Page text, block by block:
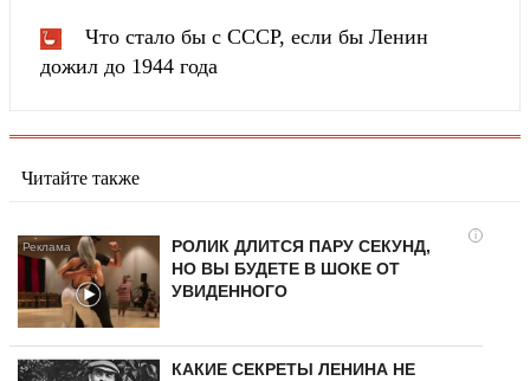
Что стало бы с СССР, если бы Ленин
дожил до 1944 года
Читайте также
i
РОЛИК ДЛИТСЯ ПАРУ СЕКУНД,
НО ВЫ БУДЕТЕ В ШОКЕ ОТ
УВИДЕННОГО
КАКИЕ СЕКРЕТЫ ЛЕНИНА НЕ